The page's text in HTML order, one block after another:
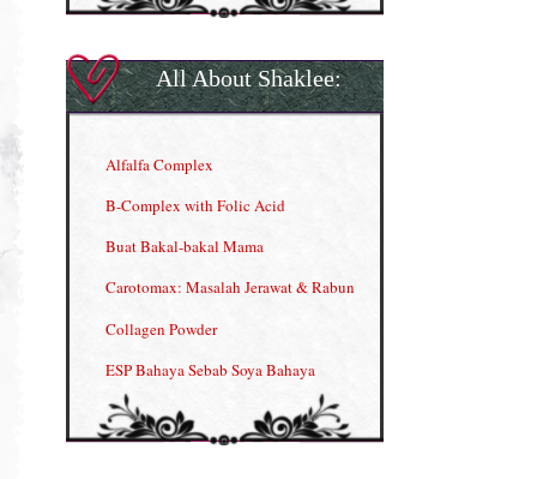
All About Shaklee:
Alfalfa Complex
B-Complex with Folic Acid
Buat Bakal-bakal Mama
Carotomax: Masalah Jerawat & Rabun
Collagen Powder
ESP Bahaya Sebab Soya Bahaya
ESP Produk Shaklee Paling HOT